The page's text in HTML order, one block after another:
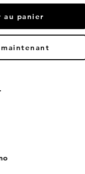
au panier